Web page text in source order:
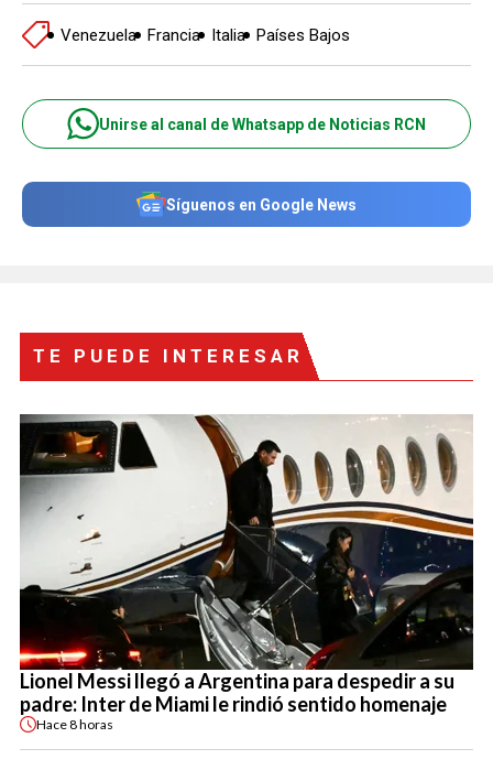
Venezuela Francia Italia Países Bajos
Unirse al canal de Whatsapp de Noticias RCN
Síguenos en Google News
TE PUEDE INTERESAR
Lionel Messi llegó a Argentina para despedir a su
padre: Inter de Miami le rindió sentido homenaje
Hace8 horas